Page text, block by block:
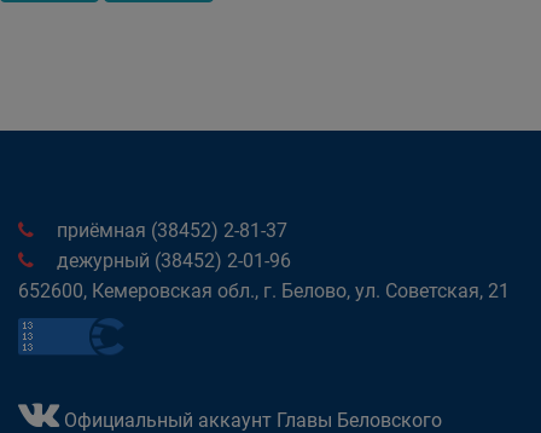
приёмная (38452) 2-81-37
дежурный (38452) 2-01-96
652600, Кемеровская обл., г. Белово, ул. Советская, 21
Официальный аккаунт Главы Беловского